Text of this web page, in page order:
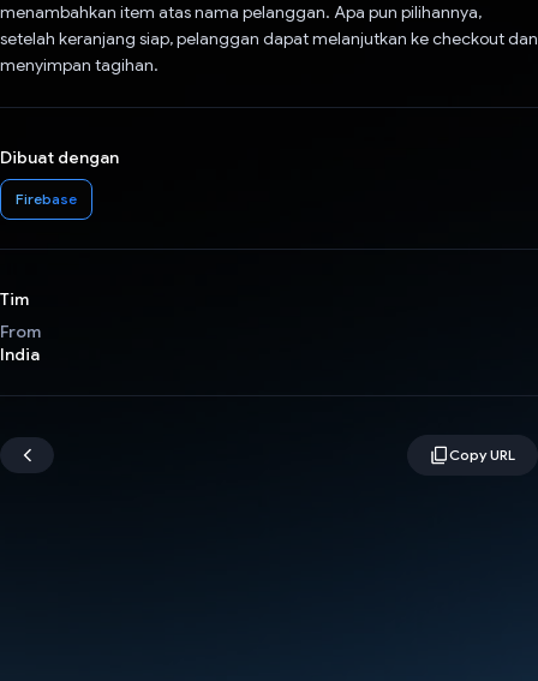
menambahkan item atas nama pelanggan. Apa pun pilihannya,
setelah keranjang siap, pelanggan dapat melanjutkan ke checkout dan
menyimpan tagihan.
Dibuat dengan
Firebase
Tim
From
India